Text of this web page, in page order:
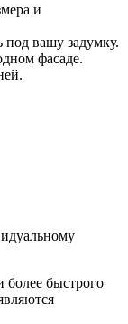
и
вашу задумку.
фасаде.
более быстрого